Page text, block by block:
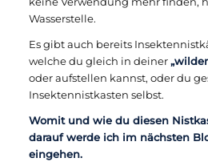
Wasserstelle.
Es gibt auch bereits
welche du gleich in deiner
oder aufstellen kannst, oder du
Insektennistkasten selbst.
Womit und wie du diesen
darauf werde ich im nächsten
eingehen.